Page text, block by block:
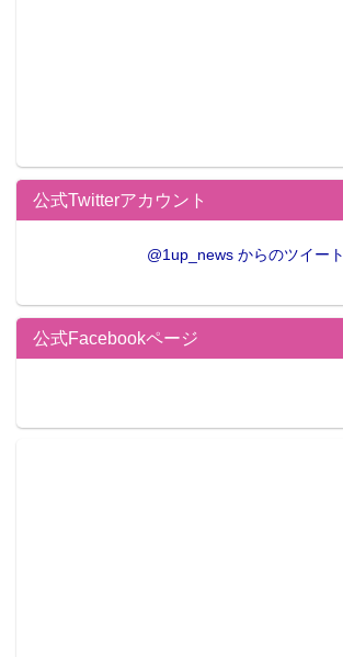
公式Twitterアカウント
@1up_news からのツイート
公式Facebookページ